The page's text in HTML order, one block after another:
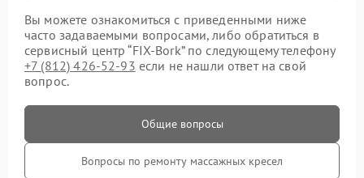
Вы можете ознакомиться с приведенными ниже
часто задаваемыми вопросами, либо обратиться в
сервисный центр “FIX-Bork” по следующему телефону
+7 (812) 426-52-93 если не нашли ответ на свой
вопрос.
Общие вопросы
Вопросы по ремонту массажных кресел